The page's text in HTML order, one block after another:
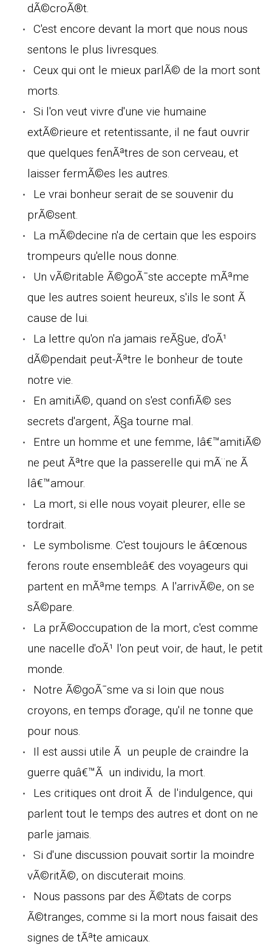
dÃ©croÃ®t.
C'est encore devant la mort que nous nous
sentons le plus livresques.
Ceux qui ont le mieux parlÃ© de la mort sont
morts.
Si l'on veut vivre d'une vie humaine
extÃ©rieure et retentissante, il ne faut ouvrir
que quelques fenÃªtres de son cerveau, et
laisser fermÃ©es les autres.
Le vrai bonheur serait de se souvenir du
prÃ©sent.
La mÃ©decine n'a de certain que les espoirs
trompeurs qu'elle nous donne.
Un vÃ©ritable Ã©goÃ¯ste accepte mÃªme
que les autres soient heureux, s'ils le sont Ã
cause de lui.
La lettre qu'on n'a jamais reÃ§ue, d'oÃ¹
dÃ©pendait peut-Ãªtre le bonheur de toute
notre vie.
En amitiÃ©, quand on s'est confiÃ© ses
secrets d'argent, Ã§a tourne mal.
Entre un homme et une femme, lâ€™amitiÃ©
ne peut Ãªtre que la passerelle qui mÃ¨ne Ã
lâ€™amour.
La mort, si elle nous voyait pleurer, elle se
tordrait.
Le symbolisme. C'est toujours le â€œnous
ferons route ensembleâ€ des voyageurs qui
partent en mÃªme temps. A l'arrivÃ©e, on se
sÃ©pare.
La prÃ©occupation de la mort, c'est comme
une nacelle d'oÃ¹ l'on peut voir, de haut, le petit
monde.
Notre Ã©goÃ¯sme va si loin que nous
croyons, en temps d'orage, qu'il ne tonne que
pour nous.
Il est aussi utile Ã un peuple de craindre la
guerre quâ€™Ã un individu, la mort.
Les critiques ont droit Ã de l'indulgence, qui
parlent tout le temps des autres et dont on ne
parle jamais.
Si d'une discussion pouvait sortir la moindre
vÃ©ritÃ©, on discuterait moins.
Nous passons par des Ã©tats de corps
Ã©tranges, comme si la mort nous faisait des
signes de tÃªte amicaux.